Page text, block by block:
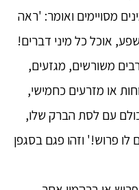
מסויימים ואומר: 'ראה
אוכל כל מיני דברים!
משורשים, מגזעים,
או מזרעים כחמישי,
עם לסת הברק שלו,
לו פרוש!' וזהו פגם בסגפן